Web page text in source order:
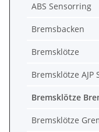
ABS Sensorring
Bremsbacken
Bremsklötze
Bremsklötze AJP
Bremsklötze
Bremsklötze